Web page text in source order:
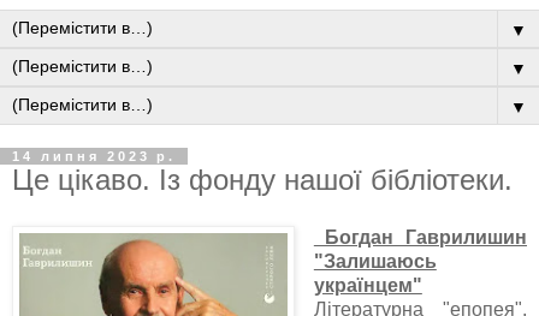
▼
▼
▼
14 липня 2023 р.
Це цікаво. Із фонду нашої бібліотеки.
Богдан Гаврилишин
"Залишаюсь
українцем"
Літературна "епопея",